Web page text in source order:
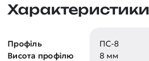
Характеристики
Профіль
Висота профілю
ПС-8
8 мм